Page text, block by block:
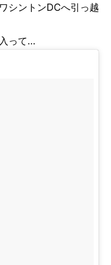
シントンDCへ引っ越
って…